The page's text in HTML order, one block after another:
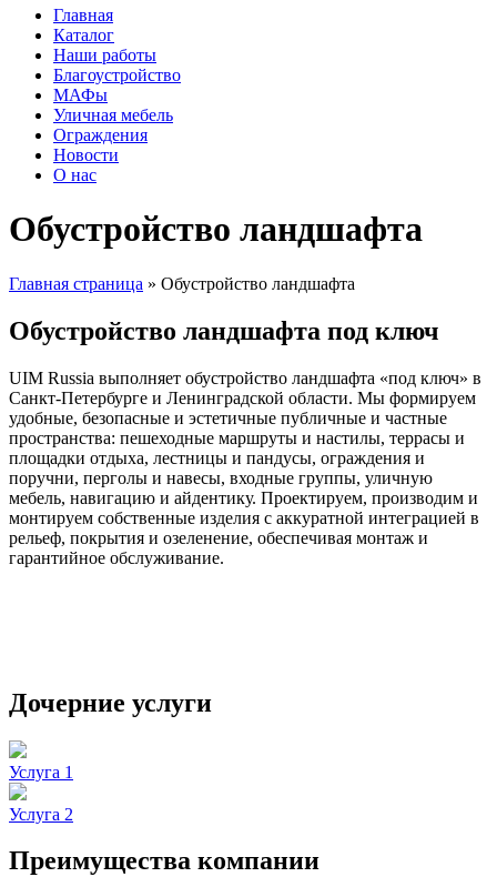
Главная
Каталог
Наши работы
Благоустройство
МАФы
Уличная мебель
Ограждения
Новости
О нас
Обустройство ландшафта
Главная страница » Обустройство ландшафта
Обустройство ландшафта под ключ
UIM Russia выполняет обустройство ландшафта «под ключ» в
Санкт-Петербурге и Ленинградской области. Мы формируем
удобные, безопасные и эстетичные публичные и частные
пространства: пешеходные маршруты и настилы, террасы и
площадки отдыха, лестницы и пандусы, ограждения и
поручни, перголы и навесы, входные группы, уличную
мебель, навигацию и айдентику. Проектируем, производим и
монтируем собственные изделия с аккуратной интеграцией в
рельеф, покрытия и озеленение, обеспечивая монтаж и
гарантийное обслуживание.
Дочерние услуги
Услуга 1
Услуга 2
Преимущества компании